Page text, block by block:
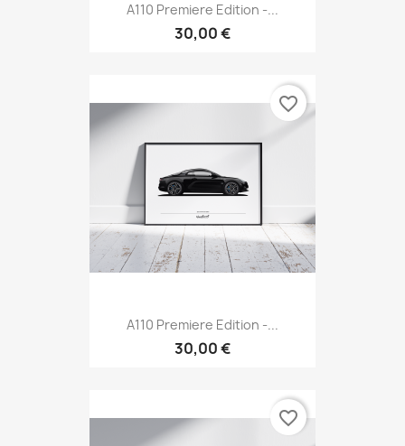
A110 Premiere Edition -...
30,00 €
A110 Premiere Edition -...
30,00 €
favorite_border
favorite_border